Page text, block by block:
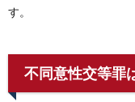
す。
不同意性交等罪